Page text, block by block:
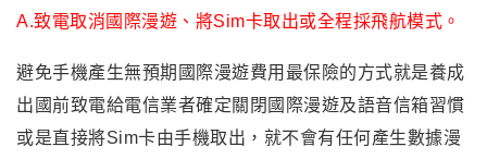
A.致電取消國際漫遊、將Sim卡取出或全程採飛航模式。
避免手機產生無預期國際漫遊費用最保險的方式就是養成
出國前致電給電信業者確定關閉國際漫遊及語音信箱習慣
或是直接將Sim卡由手機取出，就不會有任何產生數據漫